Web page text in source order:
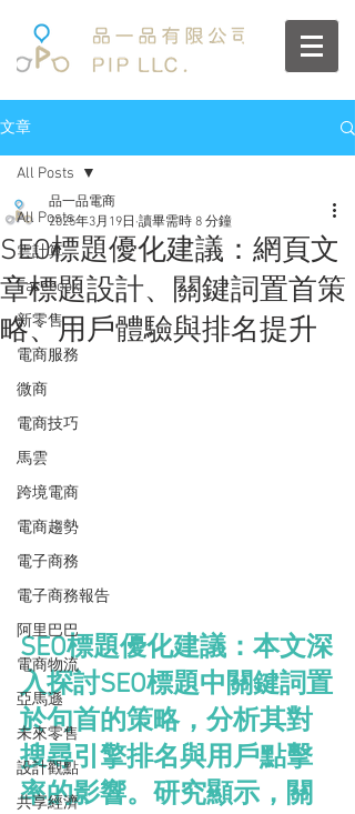
文章
All Posts
雲計算
Facebook
新零售
電商服務
微商
電商技巧
馬雲
跨境電商
電商趨勢
電子商務
電子商務報告
阿里巴巴
電商物流
亞馬遜
未來零售
設計觀點
共享經濟
All Posts
SEO標題優化建議：網頁文
章標題設計、關鍵詞置首策
略、用戶體驗與排名提升
品一品電商
2025年3月19日 讀畢需時 8 分鐘
SEO標題優化建議：本文深
入探討SEO標題中關鍵詞置
於句首的策略，分析其對
搜尋引擎排名與用戶點擊
率的影響。研究顯示，關